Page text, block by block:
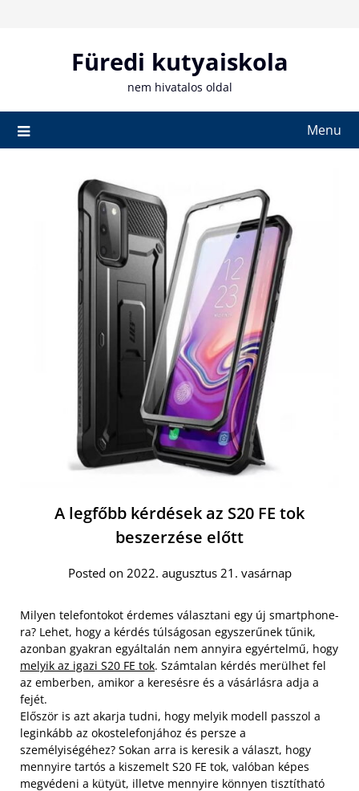
Füredi kutyaiskola
nem hivatalos oldal
Menu
A legfőbb kérdések az S20 FE tok
beszerzése előtt
Posted on 2022. augusztus 21. vasárnap
Milyen telefontokot érdemes választani egy új smartphone-
ra? Lehet, hogy a kérdés túlságosan egyszerűnek tűnik,
azonban gyakran egyáltalán nem annyira egyértelmű, hogy
melyik az igazi S20 FE tok. Számtalan kérdés merülhet fel
az emberben, amikor a keresésre és a vásárlásra adja a
fejét.
Először is azt akarja tudni, hogy melyik modell passzol a
leginkább az okostelefonjához és persze a
személyiségéhez? Sokan arra is keresik a választ, hogy
mennyire tartós a kiszemelt S20 FE tok, valóban képes
megvédeni a kütyüt, illetve mennyire könnyen tisztítható